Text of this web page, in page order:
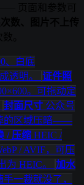
、白底
透明。
证件照
。可拖动定
封面尺寸 公众号
的区域压暗——
/ 压缩 HEIC /
/ AVIF，可压
HEIC。
加水
一裁就没了，